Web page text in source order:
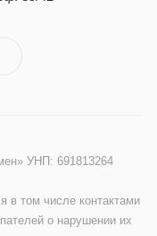
УНП: 691813264
в том числе контактами
о нарушении их